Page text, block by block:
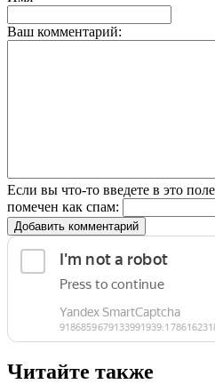
Ваш комментарий:
Если вы что-то введете в это
помечен как спам:
Добавить комментарий
Читайте также